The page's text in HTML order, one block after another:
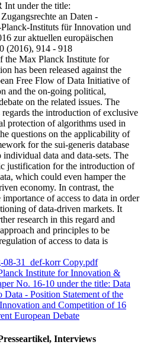
Int under the title:
an Daten -
Instituts für Innovation und
zur aktuellen europäischen
(2016), 914 - 918
the Max Planck Institute for
has been released against the
Free Flow of Data Initiative of
and the on-going political,
on the related issues. The
regards the introduction of exclusive
protection of algorithms used in
questions on the applicability of
for the sui-generis database
individual data and data-sets. The
justification for the introduction of
which could even hamper the
economy. In contrast, the
importance of access to data in order
of data-driven markets. It
research in this regard and
and principles to be
of access to data is
08-31_def-korr Copy.pdf
Institute for Innovation &
No. 16-10 under the title: Data
Data - Position Statement of the
and Competition of 16
European Debate
Interviews